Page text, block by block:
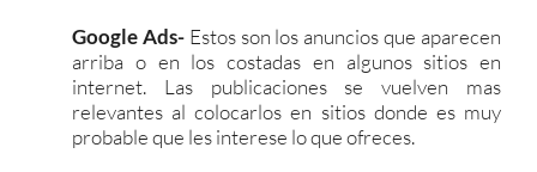
Google Ads-Estos son los anuncios que aparecen
arriba o en los costadas en algunos sitios en
internet. Las publicaciones se vuelven mas
relevantes al colocarlos en sitios donde es muy
probable que les interese lo que ofreces.